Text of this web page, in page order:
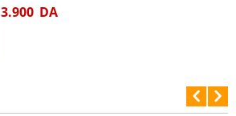
3.900 DA